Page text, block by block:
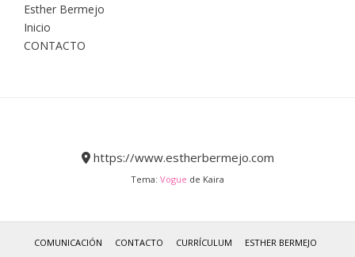
Esther Bermejo
Inicio
CONTACTO
https://www.estherbermejo.com
Tema: Vogue de Kaira
COMUNICACIÓN CONTACTO CURRÍCULUM
ESTHER BERMEJO